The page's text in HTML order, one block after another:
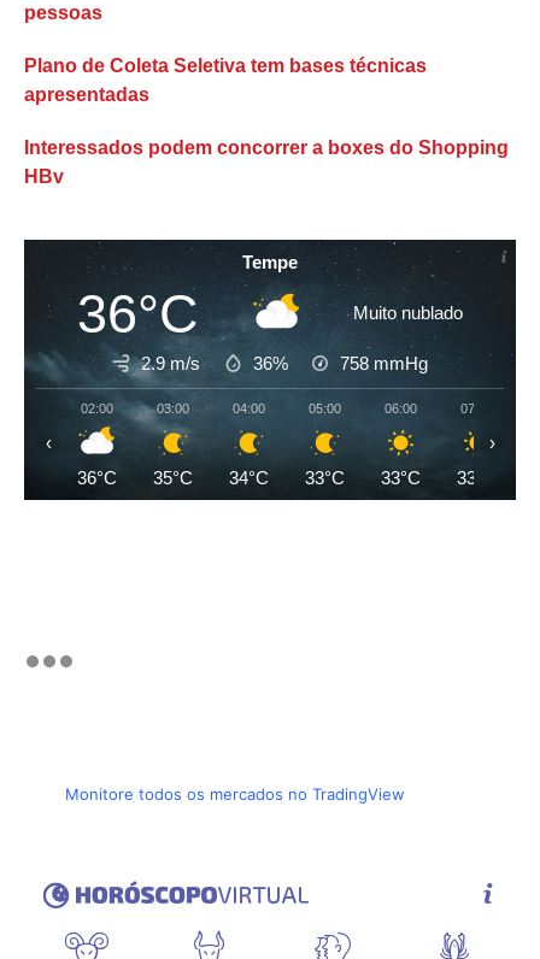
pessoas
Plano de Coleta Seletiva tem bases técnicas
apresentadas
Interessados podem concorrer a boxes do Shopping
HBv
Tempe
36°C Muito nublado
2.9 m/s 36% 758 mmHg
02:00
36°C
03:00
35°C
04:00
34°C
05:00
33°C
06:00
33°C
07:00
33°C
‹ ›
Monitore todos os mercados no TradingView